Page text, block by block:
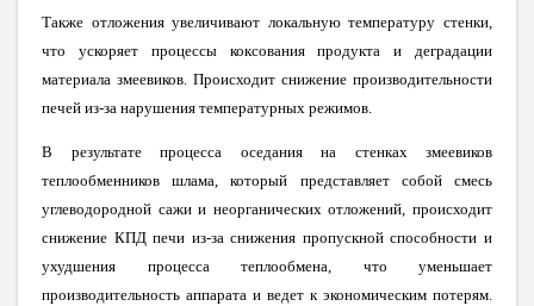
Также отложения увеличивают локальную температуру стенки,
что ускоряет процессы коксования продукта и деградации
материала змеевиков. Происходит снижение производительности
печей из-за нарушения температурных режимов.
В результате процесса оседания на стенках змеевиков
теплообменников шлама, который представляет собой смесь
углеводородной сажи и неорганических отложений, происходит
снижение КПД печи из-за снижения пропускной способности и
ухудшения процесса теплообмена, что уменьшает
производительность аппарата и ведет к экономическим потерям.